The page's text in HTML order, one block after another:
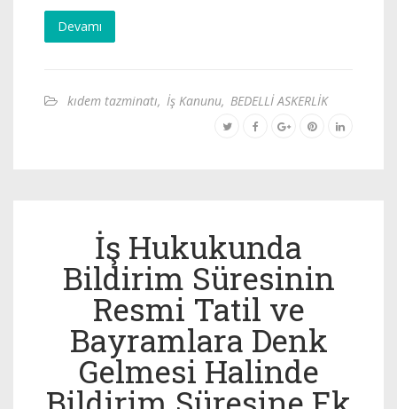
Devamı
kıdem tazminatı, İş Kanunu, BEDELLİ ASKERLİK
İş Hukukunda
Bildirim Süresinin
Resmi Tatil ve
Bayramlara Denk
Gelmesi Halinde